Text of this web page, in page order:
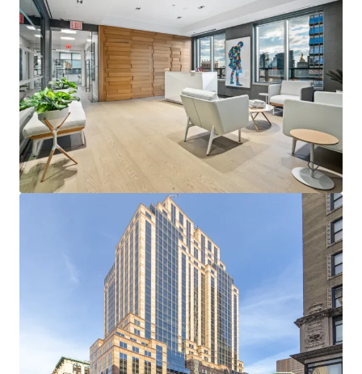
SSA - District Office of Disability & Adjudication Review
4344 Carmichael Road, Montgomery, AL, 36106, US
4587 m²
Oficina Instalación de Propósito Especial